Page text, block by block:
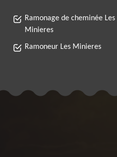
Ramonage de cheminée Les
Minieres
Ramoneur Les Minieres